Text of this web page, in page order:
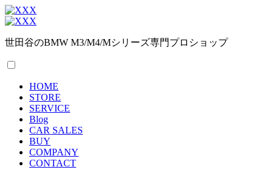
世田谷のBMW M3/M4/Mシリーズ専門プロショップ
HOME
STORE
SERVICE
Blog
CAR SALES
BUY
COMPANY
CONTACT